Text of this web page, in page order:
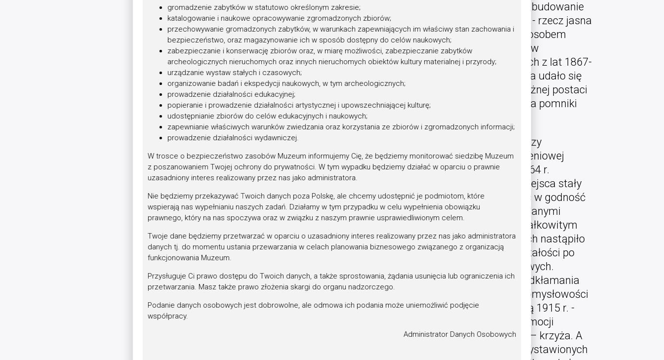
świętowanie 19 lutego (2 marca) jako dzień oswobodzenia, by wreszcie rozpocząć budowanie
w praktycznie każdej gminie pomników uwłaszczeniowych. Wszystko to działo się - rzecz jasna
- pod kontrolą, a de facto z inicjatywy i przymusu carskiej administracji[iii]. Tym sposobem
pomiędzy 1864 a 1870 r. powstało w Królestwie Polskim setki podobnych pomników
wysławiających cara-oswobodziciela. Na terenie guberni radomskiej (w jej granicach z lat 1867-
1917) podobnych obiektów wzniesiono z pewnością ponad sto. Piszącemu te słowa udało się
jak dotąd zebrać informacje o 51 takich obiektach. Co istotne 36 spośród nich w różnej postaci
przetrwało do naszych czasów. Wśród nich zaś znajduje się sześć przerobionych na pomniki
odzyskania przez Polskę niepodległości. Jak do tego doszło?
Jako, że owo obdarowanie polskich chłopów ziemią przez cara było w gruncie rzeczy
działaniem wtórnym względem wcielonej w życie rok wcześniej reformy uwłaszczeniowej
powstańczego Rządu Narodowego, a same krzyże stawiane Aleksandrowi II od 1864 r.
środkami zmasowanej propagandy i nośnikami kłamliwych treści – obiekty te z miejsca stały
się przedmiotem pogardy Polaków, owymi „wstydliwymi pomnikami”, które godząc w godność
rodaków przypominały o obcej władzy nad nimi. Do gremialnej „rozprawy” z omawianymi
znienawidzonymi pomnikami uwłaszczeniowymi mogło dojść jednak dopiero po całkowitym
opuszczeniu ziem Królestwa Polskiego przez Rosjan, co wskutek działań wojennych nastąpiło
w lipcu 1915 r. Rozpoczęła się wówczas likwidacja wszelkich zewnętrznych pozostałości po
zaborcy, a proces ten nie mógł ominąć rozsianych po wsiach krzyży uwłaszczeniowych.
Wojenne losy tychże upamiętnień ukazują siłę miłości ojczyzny i idącą z nią chęć odkłamania
zafałszowanej przez zaborcę historii, ale zarazem stanowią przykład niezwykłej pomysłowości
i pragmatyzmu Polaków. Bo tak jak na samym początku tej drogi – jeszcze jesienią 1915 r. -
kilkanaście z takich pomników całkowicie zniszczono, po opadnięciu pierwszych emocji
zauważono, że zdecydowana większość z nich posiada formę pomnika religijnego – krzyża. A
takiego nie godzi się niszczyć. Stąd pojawiły się różne formy przerabiania krzyży wystawionych
gromadzenie zabytków w statutowo określonym zakresie;
katalogowanie i naukowe opracowywanie zgromadzonych zbiorów;
przechowywanie gromadzonych zabytków, w warunkach zapewniających im właściwy stan zachowania i
bezpieczeństwo, oraz magazynowanie ich w sposób dostępny do celów naukowych;
zabezpieczanie i konserwację zbiorów oraz, w miarę możliwości, zabezpieczanie zabytków
archeologicznych nieruchomych oraz innych nieruchomych obiektów kultury materialnej i przyrody;
urządzanie wystaw stałych i czasowych;
organizowanie badań i ekspedycji naukowych, w tym archeologicznych;
prowadzenie działalności edukacyjnej;
popieranie i prowadzenie działalności artystycznej i upowszechniającej kulturę;
udostępnianie zbiorów do celów edukacyjnych i naukowych;
zapewnianie właściwych warunków zwiedzania oraz korzystania ze zbiorów i zgromadzonych informacji;
prowadzenie działalności wydawniczej.
W trosce o bezpieczeństwo zasobów Muzeum informujemy Cię, że będziemy monitorować siedzibę Muzeum
z poszanowaniem Twojej ochrony do prywatności. W tym wypadku będziemy działać w oparciu o prawnie
uzasadniony interes realizowany przez nas jako administratora.
Nie będziemy przekazywać Twoich danych poza Polskę, ale chcemy udostępnić je podmiotom, które
wspierają nas wypełnianiu naszych zadań. Działamy w tym przypadku w celu wypełnienia obowiązku
prawnego, który na nas spoczywa oraz w związku z naszym prawnie usprawiedliwionym celem.
Twoje dane będziemy przetwarzać w oparciu o uzasadniony interes realizowany przez nas jako administratora
danych tj. do momentu ustania przewarzania w celach planowania biznesowego związanego z organizacją
funkcjonowania Muzeum.
Przysługuje Ci prawo dostępu do Twoich danych, a także sprostowania, żądania usunięcia lub ograniczenia ich
przetwarzania. Masz także prawo złożenia skargi do organu nadzorczego.
Podanie danych osobowych jest dobrowolne, ale odmowa ich podania może uniemożliwić podjęcie
współpracy.
Administrator Danych Osobowych